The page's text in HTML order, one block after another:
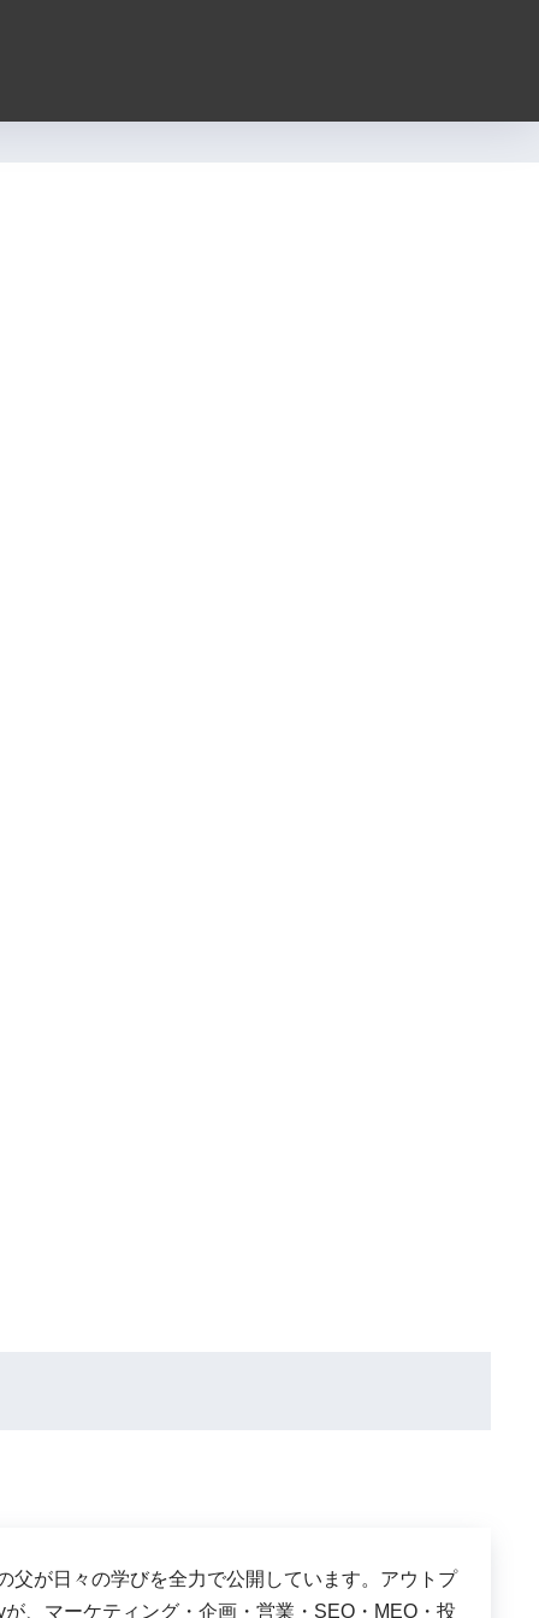
父が日々の学びを全力で公開しています。アウトプ
、マーケティング・企画・営業・SEO・MEO・投